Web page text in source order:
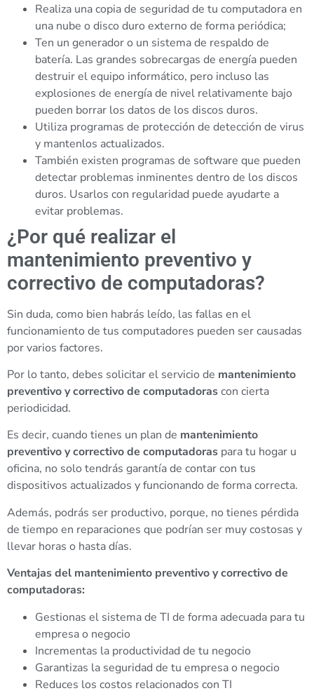
Realiza una copia de seguridad de tu computadora en
una nube o disco duro externo de forma periódica;
Ten un generador o un sistema de respaldo de
batería. Las grandes sobrecargas de energía pueden
destruir el equipo informático, pero incluso las
explosiones de energía de nivel relativamente bajo
pueden borrar los datos de los discos duros.
Utiliza programas de protección de detección de virus
y mantenlos actualizados.
También existen programas de software que pueden
detectar problemas inminentes dentro de los discos
duros. Usarlos con regularidad puede ayudarte a
evitar problemas.
¿Por qué realizar el
mantenimiento preventivo y
correctivo de computadoras?
Sin duda, como bien habrás leído, las fallas en el
funcionamiento de tus computadores pueden ser causadas
por varios factores.
Por lo tanto, debes solicitar el servicio de mantenimiento
preventivo y correctivo de computadorascon cierta
periodicidad.
Es decir, cuando tienes un plan de mantenimiento
preventivo y correctivo de computadoras para tu hogar u
oficina, no solo tendrás garantía de contar con tus
dispositivos actualizados y funcionando de forma correcta.
Además, podrás ser productivo, porque, no tienes pérdida
de tiempo en reparaciones que podrían ser muy costosas y
llevar horas o hasta días.
Ventajas del mantenimiento preventivo y correctivo de
computadoras:
Gestionas el sistema de TI de forma adecuada para tu
empresa o negocio
Incrementas la productividad de tu negocio
Garantizas la seguridad de tu empresa o negocio
Reduces los costos relacionados con TI